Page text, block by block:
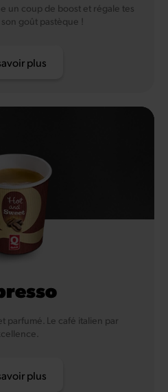
un coup de boost et régale tes
goût pastèque !
plus
parfumé. Le café italien par
plus